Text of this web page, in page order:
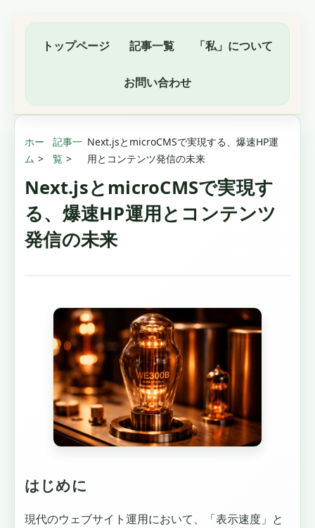
トップページ 記事一覧 「私」について
お問い合わせ
ホー
ム
記事一
覧
Next.jsとmicroCMSで実現する、爆速HP運
用とコンテンツ発信の未来
Next.jsとmicroCMSで実現す
る、爆速HP運用とコンテンツ
発信の未来
はじめに
現代のウェブサイト運用において、「表示速度」と